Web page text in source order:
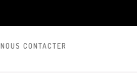
NOUS CONTACTER